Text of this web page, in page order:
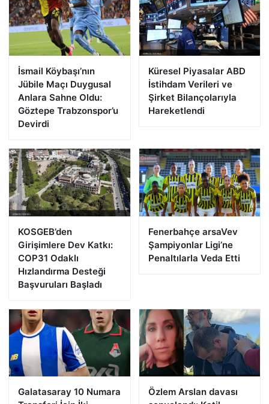
İsmail Köybaşı’nın
Jübile Maçı Duygusal
Anlara Sahne Oldu:
Göztepe Trabzonspor’u
Devirdi
Küresel Piyasalar ABD
İstihdam Verileri ve
Şirket Bilançolarıyla
Hareketlendi
KOSGEB’den
Girişimlere Dev Katkı:
COP31 Odaklı
Hızlandırma Desteği
Başvuruları Başladı
Fenerbahçe arsaVev
Şampiyonlar Ligi’ne
Penaltılarla Veda Etti
Galatasaray 10 Numara
Özlem Arslan davası